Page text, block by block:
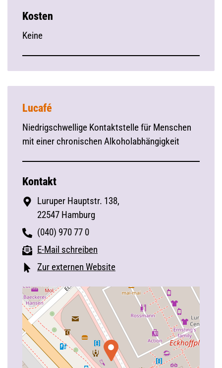
Kosten
Keine
Lucafé
Niedrigschwellige Kontaktstelle für Menschen
mit einer chronischen Alkoholabhängigkeit
Kontakt
Luruper Hauptstr. 138,
22547 Hamburg
(040) 970 77 0
E-Mail schreiben
Zur externen Website